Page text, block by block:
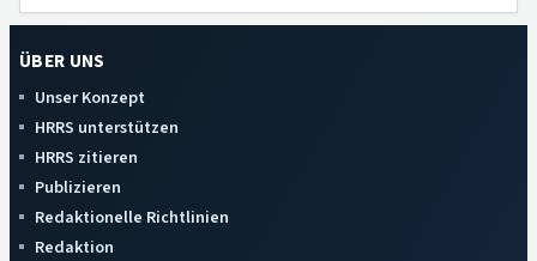
ÜBER UNS
Unser Konzept
HRRS unterstützen
HRRS zitieren
Publizieren
Redaktionelle Richtlinien
Redaktion